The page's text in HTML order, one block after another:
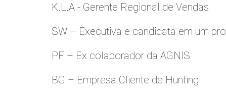
K.L.A - Gerente Regional de Vendas
SW – Executiva e candidata em um
PF – Ex colaborador da AGNIS
BG – Empresa Cliente de Hunting